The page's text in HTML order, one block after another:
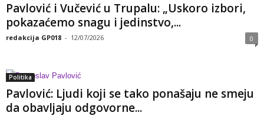
Pavlović i Vučević u Trupalu: „Uskoro izbori,
pokazaćemo snagu i jedinstvo,...
redakcija GP018 - 12/07/2026 0
Politika
Pavlović: Ljudi koji se tako ponašaju ne smeju
da obavljaju odgovorne...